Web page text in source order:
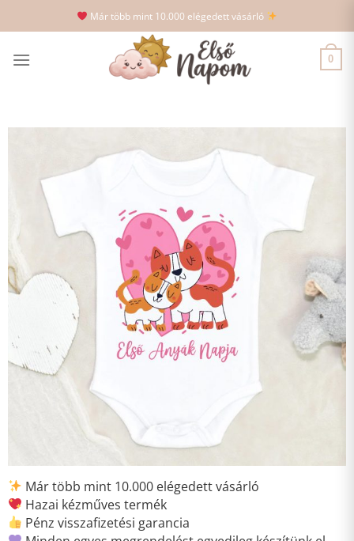
to
Már több mint 10.000 elégedett vásárló
0
Már több mint 10.000 elégedett vásárló
Hazai kézműves termék
Pénz visszafizetési garancia